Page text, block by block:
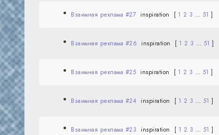
Взаимная реклама #27 inspiration [ 1 2 3 … 51 ]
Взаимная реклама #26 inspiration [ 1 2 3 … 51 ]
Взаимная реклама #25 inspiration [ 1 2 3 … 51 ]
Взаимная реклама #24 inspiration [ 1 2 3 … 51 ]
Взаимная реклама #23 inspiration [ 1 2 3 … 51 ]